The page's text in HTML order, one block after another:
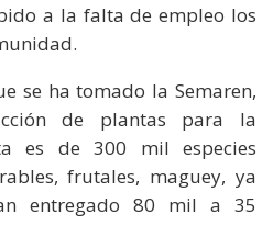
a la falta de empleo los
se ha tomado la Semaren,
de plantas para la
es de 300 mil especies
frutales, maguey, ya
entregado 80 mil a 35